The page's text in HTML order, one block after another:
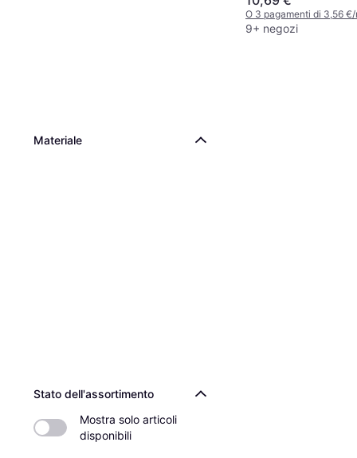
Materiale
Stato dell'assortimento
Mostra solo articoli
disponibili
O 3 pagamenti di 3,56
9+ negozi